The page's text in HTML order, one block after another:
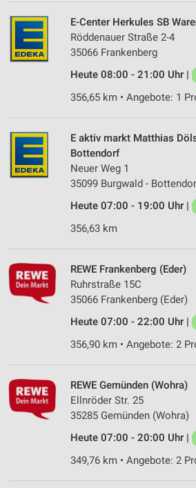
E-Center Herkules SB
Röddenauer Straße 2-4
35066 Frankenberg
Heute 08:00 - 21:00 Uhr |
356,65 km • Angebote: 1
E aktiv markt Matthias
Bottendorf
Neuer Weg 1
35099 Burgwald -
Heute 07:00 - 19:00 Uhr |
356,63 km
REWE Frankenberg (Eder)
Ruhrstraße 15C
35066 Frankenberg (Eder)
Heute 07:00 - 22:00 Uhr |
356,90 km • Angebote: 2
REWE Gemünden (Wohra)
Ellnröder Str. 25
35285 Gemünden (Wohra)
Heute 07:00 - 20:00 Uhr |
349,76 km • Angebote: 2